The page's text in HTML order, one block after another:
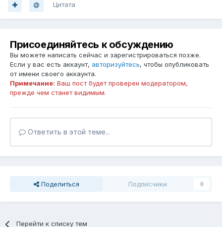
Цитата
Присоединяйтесь к обсуждению
Вы можете написать сейчас и зарегистрироваться позже.
Если у вас есть аккаунт, авторизуйтесь, чтобы опубликовать
от имени своего аккаунта.
Примечание: Ваш пост будет проверен модератором,
прежде чем станет видимым.
Ответить в этой теме...
Поделиться Подписчики 0
Перейти к списку тем